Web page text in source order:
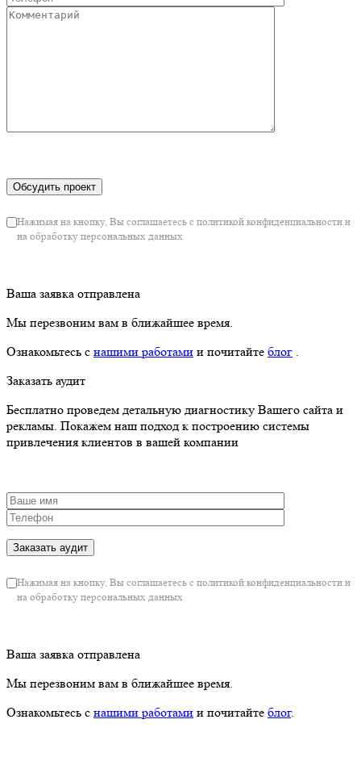
Нажимая на кнопку, Вы соглашаетесь с политикой конфиденциальности и
на обработку персональных данных
Ваша заявка отправлена
Мы перезвоним вам в ближайшее время.
Ознакомьтесь с нашими работами и почитайте блог .
Заказать аудит
Бесплатно проведем детальную диагностику Вашего сайта и
рекламы. Покажем наш подход к построению системы
привлечения клиентов в вашей компании
Нажимая на кнопку, Вы соглашаетесь с политикой конфиденциальности и
на обработку персональных данных
Ваша заявка отправлена
Мы перезвоним вам в ближайшее время.
Ознакомьтесь с нашими работами и почитайте блог.